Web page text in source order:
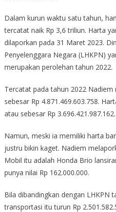
Dalam kurun waktu satu tahun,
tercatat naik Rp 3,6 triliun. Harta
dilaporkan pada 31 Maret 2023.
Penyelenggara Negara (LHKPN)
merupakan perolehan tahun 2022.
Tercatat pada tahun 2022 Nadiem
sebesar Rp 4.871.469.603.758.
atau sebesar Rp 3.696.421.987.162.
Namun, meski ia memiliki harta
justru bikin kaget. Nadiem
Mobil itu adalah Honda Brio
punya nilai Rp 162.000.000.
Bila dibandingkan dengan LHKPN
transportasi itu turun Rp